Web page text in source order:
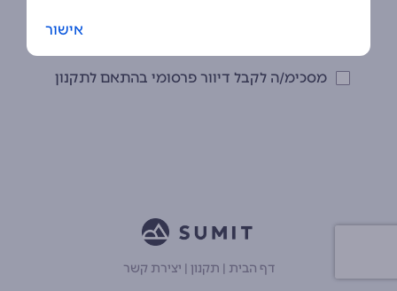
מסכימ/ה לקבל דיוור פרסומי בהתאם לתקנון
דף הבית | תקנון | יצירת קשר